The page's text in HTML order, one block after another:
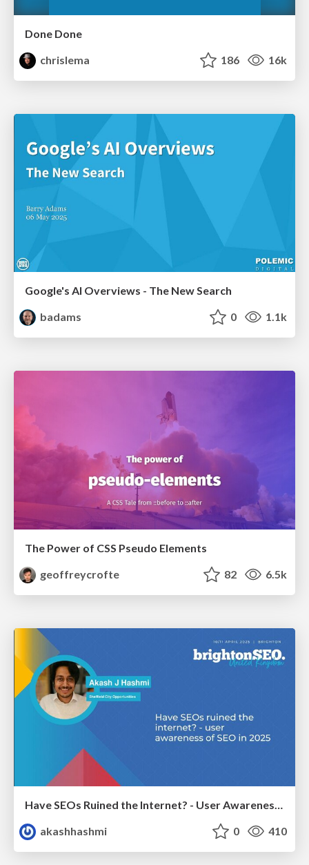
Done Done
chrislema
186 16k
Google's AI Overviews - The New Search
badams
0 1.1k
The Power of CSS Pseudo Elements
geoffreycrofte
82 6.5k
Have SEOs Ruined the Internet? - User Awareness of SEO in 2025
akashhashmi
0 410